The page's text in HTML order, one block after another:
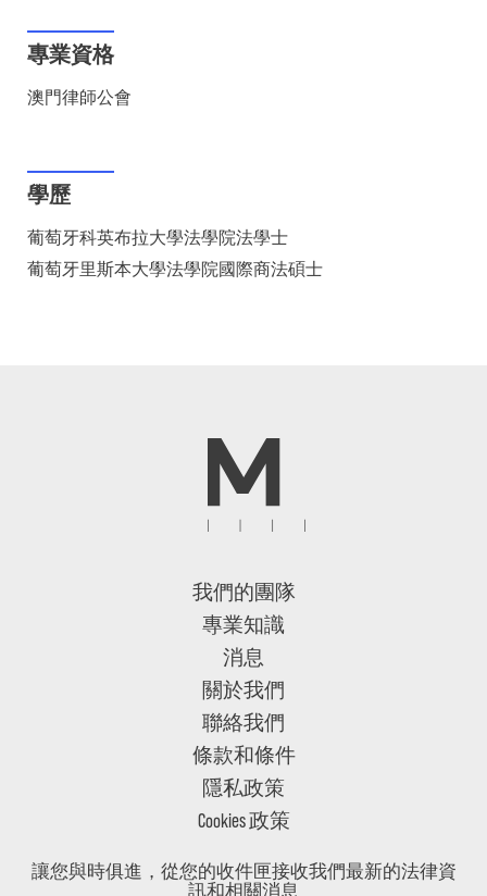
專業資格
澳門律師公會
學歷
葡萄牙科英布拉大學法學院法學士
葡萄牙里斯本大學法學院國際商法碩士
我們的團隊
專業知識
消息
關於我們
聯絡我們
條款和條件
隱私政策
Cookies 政策
讓您與時俱進，從您的收件匣接收我們最新的法律資
訊和相關消息